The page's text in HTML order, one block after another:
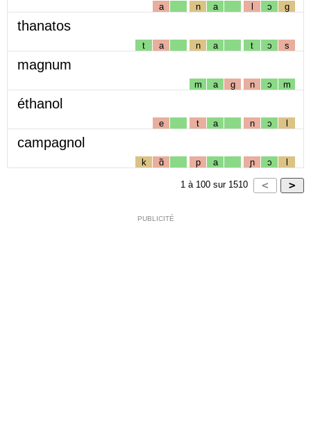
a n a l ɔ g
thanatos
t a n a t ɔ s
magnum
m a g n ɔ m
éthanol
e t a n ɔ l
campagnol
k ɑ̃ p a ɲ ɔ l
1 à 100 sur 1510
PUBLICITÉ